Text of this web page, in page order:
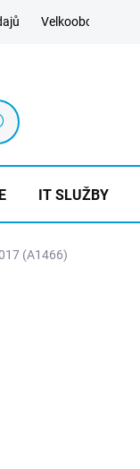
Velkoobchod
IT SLUŽBY
(A1466)